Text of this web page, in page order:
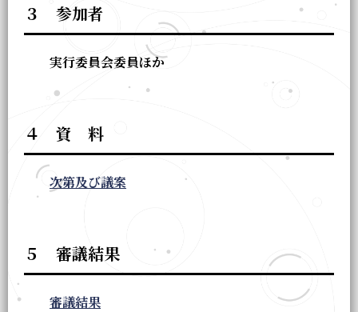
３ 参加者
実行委員会委員ほか
４ 資 料
次第及び議案
５ 審議結果
審議結果